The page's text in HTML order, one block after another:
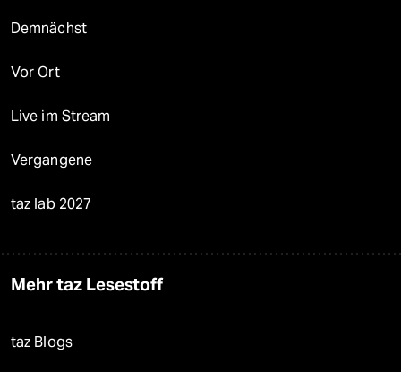
Demnächst
Vor Ort
Live im Stream
Vergangene
taz lab 2027
Mehr taz Lesestoff
taz Blogs